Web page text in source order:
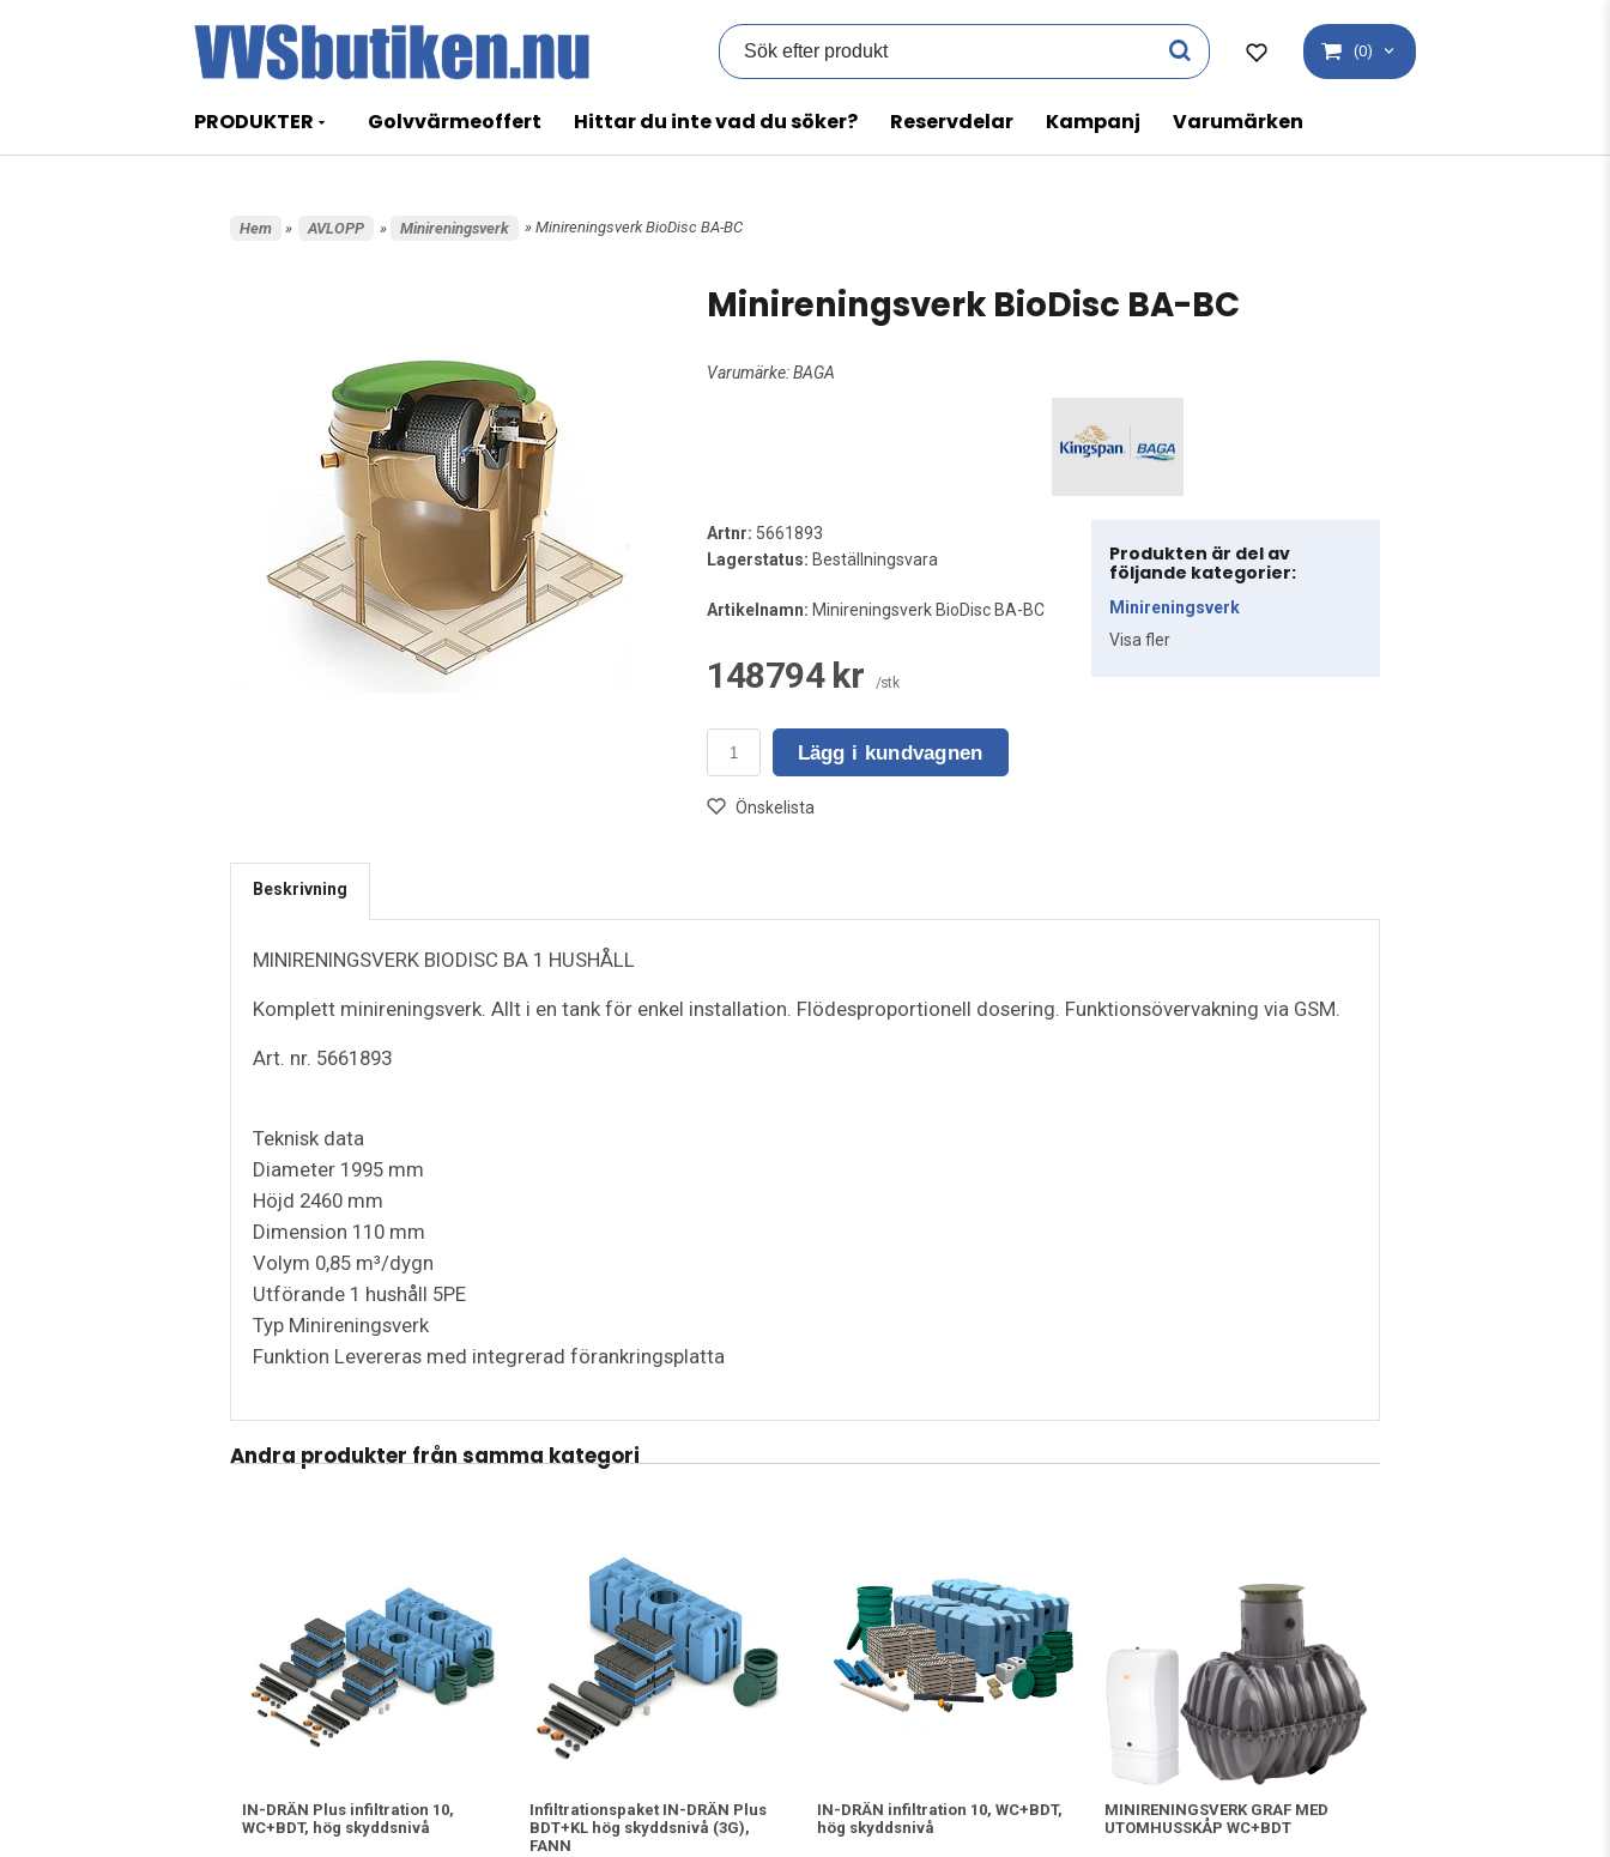
(0)
PRODUKTER Golvvärmeoffert Hittar du inte vad du söker? Reservdelar Kampanj Varumärken
Hem » AVLOPP » Minireningsverk » Minireningsverk BioDisc BA-BC
Minireningsverk BioDisc BA-BC
Varumärke:BAGA
Artnr: 5661893
Lagerstatus: Beställningsvara
Artikelnamn: Minireningsverk BioDisc BA-BC
148794 kr /stk
Lägg i kundvagnen
Önskelista
Produkten är del av
följande kategorier:
Minireningsverk
Visa fler
Beskrivning
MINIRENINGSVERK BIODISC BA 1 HUSHÅLL
Komplett minireningsverk. Allt i en tank för enkel installation. Flödesproportionell dosering. Funktionsövervakning via GSM.
Art. nr. 5661893
Teknisk data
Diameter 1995 mm
Höjd 2460 mm
Dimension 110 mm
Volym 0,85 m³/dygn
Utförande 1 hushåll 5PE
Typ Minireningsverk
Funktion Levereras med integrerad förankringsplatta
Andra produkter från samma kategori
IN-DRÄN Plus infiltration 10,
WC+BDT, hög skyddsnivå
Infiltrationspaket IN-DRÄN Plus
BDT+KL hög skyddsnivå (3G),
FANN
IN-DRÄN infiltration 10, WC+BDT,
hög skyddsnivå
MINIRENINGSVERK GRAF MED
UTOMHUSSKÅP WC+BDT